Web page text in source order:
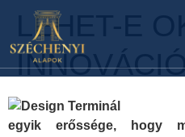
LEHET-E
egyik erőssége, hogy